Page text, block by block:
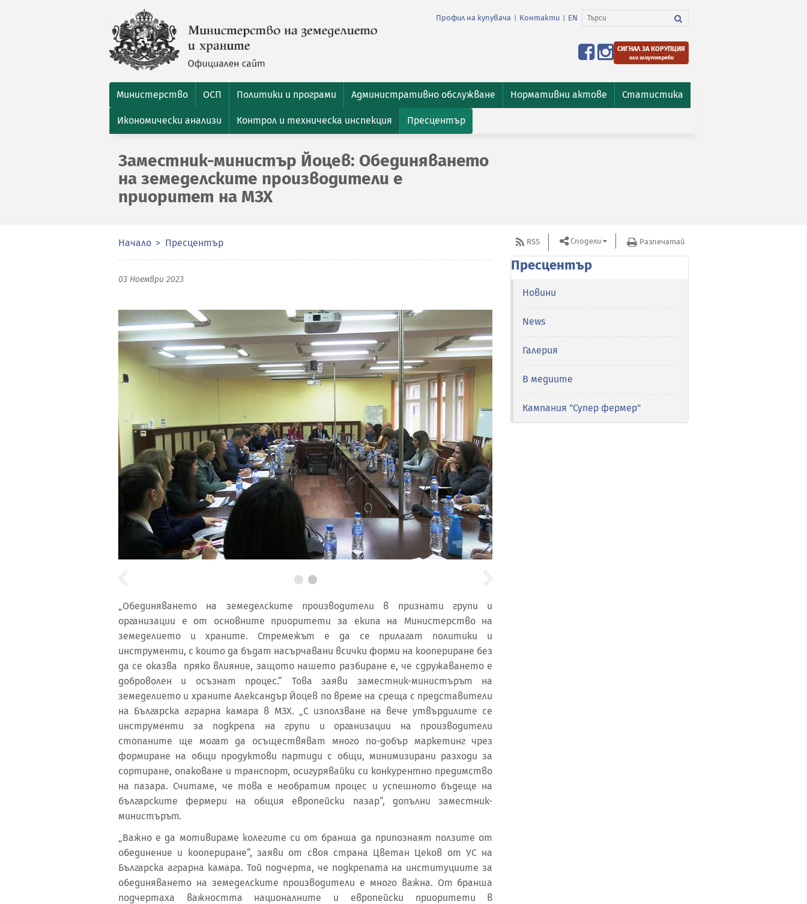
Профил на купувача Контакти EN
СИГНАЛ ЗА КОРУПЦИЯ
или злоупотреби
Министерство ОСП Политики и програми Административно обслужване Нормативни актове Статистика
Икономически анализи Контрол и техническа инспекция Пресцентър
Заместник-министър Йоцев: Обединяването
на земеделските производители е
приоритет на МЗХ
Начало Пресцентър
03 Ноември 2023
„Обединяването на земеделските производители в признати групи и
организации е от основните приоритети за екипа на Министерство на
земеделието и храните. Стремежът е да се прилагат политики и
инструменти, с които да бъдат насърчавани всички форми на коопериране без
да се оказва пряко влияние, защото нашето разбиране е, че сдружаването е
доброволен и осъзнат процес.“ Това заяви заместник-министърът на
земеделието и храните Александър Йоцев по време на среща с представители
на Българска аграрна камара в МЗХ. „С използване на вече утвърдилите се
инструменти за подкрепа на групи и организации на производители
стопаните ще могат да осъществяват много по-добър маркетинг чрез
формиране на общи продуктови партиди с общи, минимизирани разходи за
сортиране, опаковане и транспорт, осигурявайки си конкурентно предимство
на пазара. Считаме, че това е необратим процес и успешното бъдеще на
българските фермери на общия европейски пазар“, допълни заместник-
министърът.
„Важно е да мотивираме колегите си от бранша да припознаят ползите от
обединение и коопериране“, заяви от своя страна Цветан Цеков от УС на
Българска аграрна камара. Той подчерта, че подкрепата на институциите за
обединяването на земеделските производители е много важна. От бранша
подчертаха важността националните и европейски приоритети в
RSS Сподели Разпечатай
Пресцентър
Новини
News
Галерия
В медиите
Кампания "Супер фермер"